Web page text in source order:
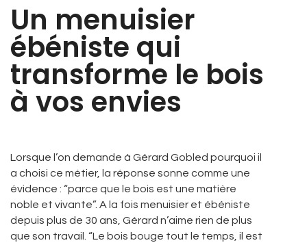
Un menuisier
ébéniste qui
transforme le bois
à vos envies
Lorsque l’on demande à Gérard Gobled pourquoi il
a choisi ce métier, la réponse sonne comme une
évidence : “parce que le bois est une matière
noble et vivante”. A la fois menuisier et ébéniste
depuis plus de 30 ans, Gérard n’aime rien de plus
que son travail. “Le bois bouge tout le temps, il est